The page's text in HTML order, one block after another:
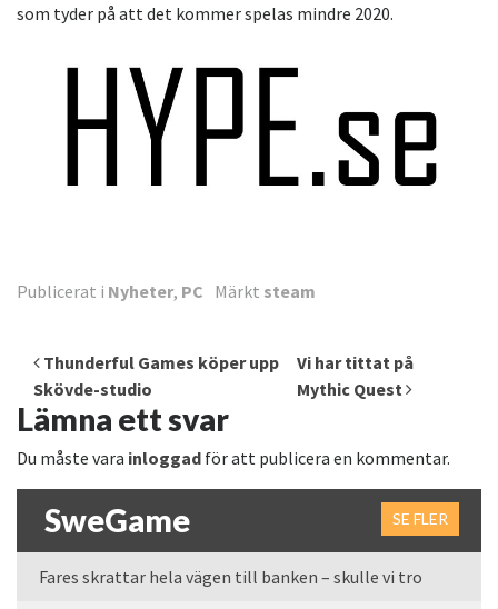
som tyder på att det kommer spelas mindre 2020.
Publicerat i Nyheter, PC Märkt steam
Inläggsnavigering
Thunderful Games köper upp
Skövde-studio
Vi har tittat på
Mythic Quest
Lämna ett svar
Du måste vara inloggad för att publicera en kommentar.
SweGame SE FLER
Fares skrattar hela vägen till banken – skulle vi tro